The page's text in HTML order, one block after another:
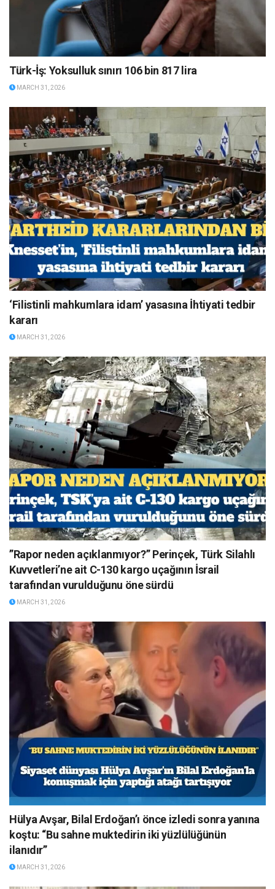
Türk-İş: Yoksulluk sınırı 106 bin 817 lira
MARCH 31, 2026
‘Filistinli mahkumlara idam’ yasasına İhtiyati tedbir
kararı
MARCH 31, 2026
”Rapor neden açıklanmıyor?” Perinçek, Türk Silahlı
Kuvvetleri’ne ait C-130 kargo uçağının İsrail
tarafından vurulduğunu öne sürdü
MARCH 31, 2026
Hülya Avşar, Bilal Erdoğan’ı önce izledi sonra yanına
koştu: “Bu sahne muktedirin iki yüzlülüğünün
ilanıdır”
MARCH 31, 2026